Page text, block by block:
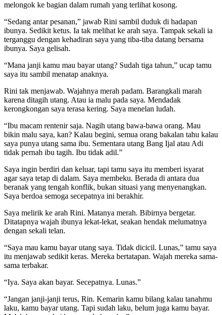
melongok ke bagian dalam rumah yang terlihat kosong.
“Sedang antar pesanan,” jawab Rini sambil duduk di hadapan
ibunya. Sedikit ketus. Ia tak melihat ke arah saya. Tampak sekali ia
terganggu dengan kehadiran saya yang tiba-tiba datang bersama
ibunya. Saya gelisah.
“Mana janji kamu mau bayar utang? Sudah tiga tahun,” ucap tamu
saya itu sambil menatap anaknya.
Rini tak menjawab. Wajahnya merah padam. Barangkali marah
karena ditagih utang. Atau ia malu pada saya. Mendadak
kerongkongan saya terasa kering. Saya menelan ludah.
“Ibu macam rentenir saja. Nagih utang bawa-bawa orang. Mau
bikin malu saya, kan? Kalau begini, semua orang bakalan tahu kalau
saya punya utang sama ibu. Sementara utang Bang Ijal atau Adi
tidak pernah ibu tagih. Ibu tidak adil.”
Saya ingin berdiri dan keluar, tapi tamu saya itu memberi isyarat
agar saya tetap di dalam. Saya membeku. Berada di antara dua
beranak yang tengah konflik, bukan situasi yang menyenangkan.
Saya berdoa semoga secepatnya ini berakhir.
Saya melirik ke arah Rini. Matanya merah. Bibirnya bergetar.
Ditatapnya wajah ibunya lekat-lekat, seakan hendak melumatnya
dengan sekali telan.
“Saya mau kamu bayar utang saya. Tidak dicicil. Lunas,” tamu saya
itu menjawab sedikit keras. Mereka bertatapan. Wajah mereka sama-
sama terbakar.
“Iya. Saya akan bayar. Secepatnya. Lunas.”
“Jangan janji-janji terus, Rin. Kemarin kamu bilang kalau tanahmu
laku, kamu bayar utang. Tapi sudah laku, belum juga kamu bayar.